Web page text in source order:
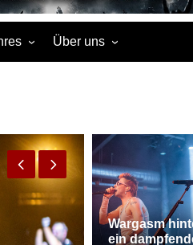
/ Mittelalter
Genres
Über uns
Wargasm
ein